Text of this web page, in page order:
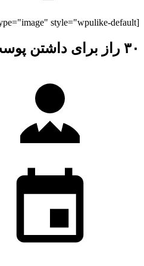
[wp_ulike button_type="image" style="wpulike-default"]
۳۰ راز برای داشتن پوست سالم و صاف که متخصصان پوست به شما نمی‌گویند!